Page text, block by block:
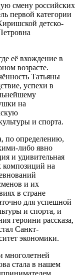
смену российских
первой категории
детско-
её вхождение в
возрасте.
Татьяны
успехи в
на
и спорта.
по определению,
либо явно
и удивительная
на
и их
в стране
для успешной
и спорта, и
героини рассказа,
Санкт-
экономики.
многолетней
стала в нашем